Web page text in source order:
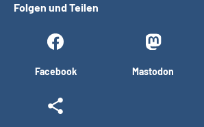
Folgen und Teilen
Facebook Mastodon